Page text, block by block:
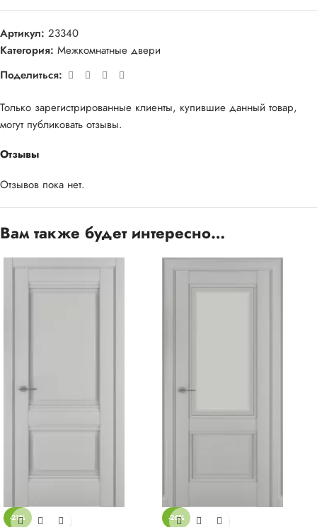
Артикул: 23340
Категория: Межкомнатные двери
Поделиться:
Отзывы
Отзывов пока нет.
Только зарегистрированные клиенты, купившие данный товар,
могут публиковать отзывы.
Вам также будет интересно…
-21% -26%